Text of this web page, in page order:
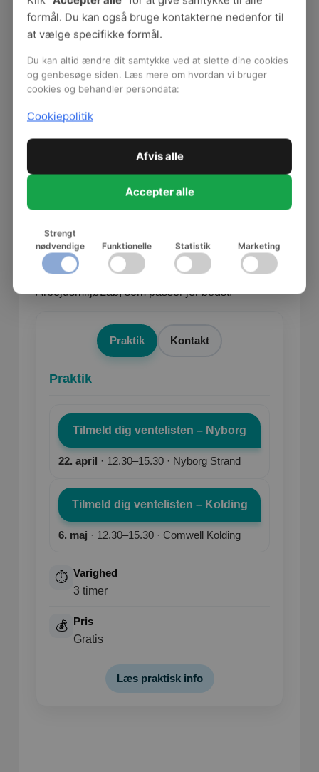
(Kilde: Evaluering af afholdte Strategisk
ArbejdsmiljøLabs fra 2024)
Praktisk information
Transporten til og fra lokationen sørger I selv for.
deltager fra samme arbejdsplads, men tilmelding
Der er deltagerbegrænsning, og fordeling af
pladser foregår efter først-til-mølle-princippet.
Der bliver afholdt to
Strategisk ArbejdsmiljøLab:
Fra indsats til forankring
. Du og eventuelle
kolleger tilmelder jer blot det Strategisk
ArbejdsmiljøLab, som passer jer bedst.
Praktik Kontakt
Praktik
Tilmeld dig ventelisten – Nyborg
22. april · 12.30–15.30 · Nyborg Strand
Tilmeld dig ventelisten – Kolding
6. maj · 12.30–15.30 · Comwell Kolding
⏱️ Varighed
3 timer
💰 Pris
Gratis
Læs praktisk info
formål. Du kan også bruge kontakterne nedenfor til
at vælge specifikke formål.
Du kan altid ændre dit samtykke ved at slette dine cookies
og genbesøge siden. Læs mere om hvordan vi bruger
cookies og behandler persondata:
Cookiepolitik
Afvis alle
Accepter alle
Strengt
nødvendige
Funktionelle Statistik Marketing